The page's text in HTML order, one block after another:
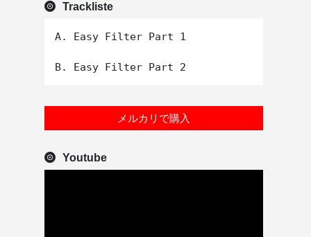
Trackliste
A. Easy Filter Part 1
メルカリで購入
Youtube